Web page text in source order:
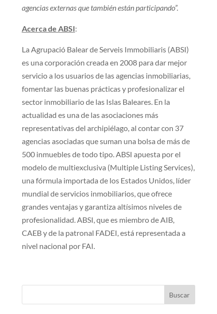
agencias externas que también están participando”.
Acerca de ABSI:
La Agrupació Balear de Serveis Immobiliaris (ABSI)
es una corporación creada en 2008 para dar mejor
servicio a los usuarios de las agencias inmobiliarias,
fomentar las buenas prácticas y profesionalizar el
sector inmobiliario de las Islas Baleares. En la
actualidad es una de las asociaciones más
representativas del archipiélago, al contar con 37
agencias asociadas que suman una bolsa de más de
500 inmuebles de todo tipo. ABSI apuesta por el
modelo de multiexclusiva (Multiple Listing Services),
una fórmula importada de los Estados Unidos, líder
mundial de servicios inmobiliarios, que ofrece
grandes ventajas y garantiza altísimos niveles de
profesionalidad. ABSI, que es miembro de AIB,
CAEB y de la patronal FADEI, está representada a
nivel nacional por FAI.